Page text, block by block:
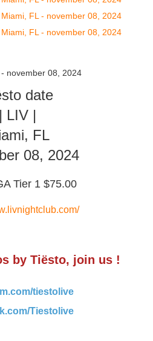
date
| LIV |
FL
08, 2024
Tier 1 $75.00
by Tiësto, join us !
tiestolive
Tiestolive